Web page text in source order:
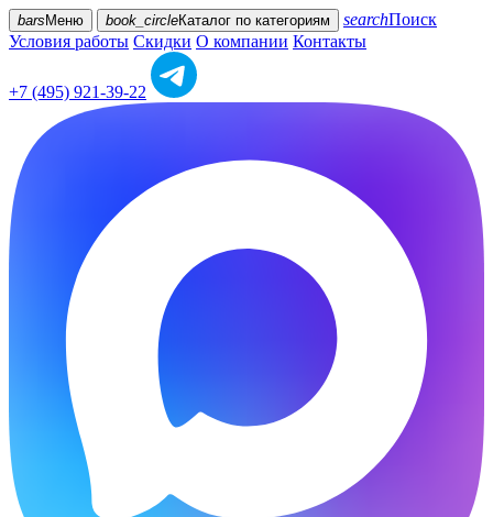
bars Меню book_circleКаталог по категориям searchПоиск
Условия работы Скидки О компании Контакты
+7 (495) 921-39-22